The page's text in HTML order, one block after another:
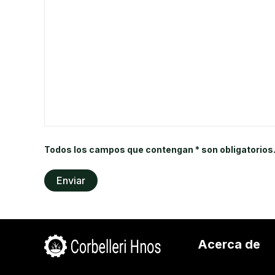
Todos los campos que contengan * son obligatorios.
Acerca de